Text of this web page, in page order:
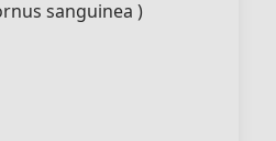
sanguinea )